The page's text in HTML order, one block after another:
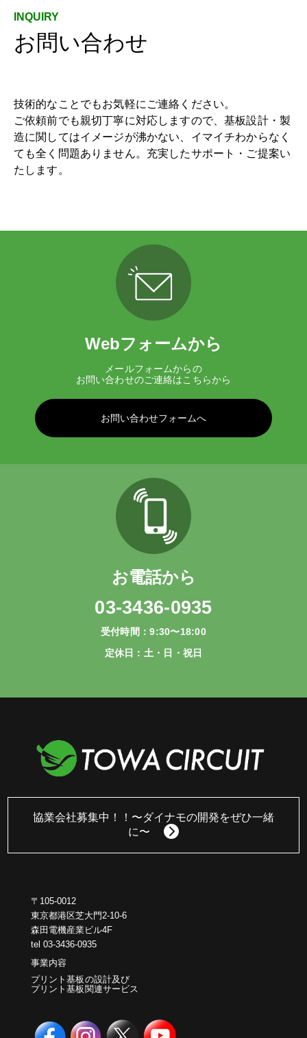
お問い合わせ
技術的なことでもお気軽にご連絡ください。
ご依頼前でも親切丁寧に対応しますので、基板設計・製
造に関してはイメージが沸かない、イマイチわからなく
ても全く問題ありません。充実したサポート・ご提案い
たします。
Webフォームから
メールフォームからの
お問い合わせのご連絡はこちらから
お問い合わせフォームへ
お電話から
03-3436-0935
受付時間：9:30〜18:00
定休日：土・日・祝日
協業会社募集中！！ 〜ダイナモの開発をぜひ一緒
に〜
〒105-0012
東京都港区芝大門2-10-6
森田電機産業ビル4F
tel 03-3436-0935
事業内容
プリント基板の設計及び
プリント基板関連サービス